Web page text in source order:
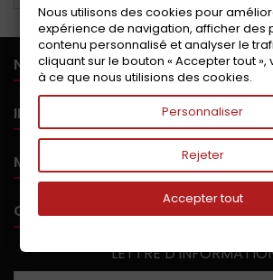
NOTRE OFFRE
INFORMATIONS
MON COMPTE
CONTACTEZ-NOUS
LETTRE
Nous utilisons des cookies pour
expérience de navigation, afficher des
contenu personnalisé et analyser le
cliquant sur le bouton « Accepter tout »,
à ce que nous utilisions des cookies.
Personnaliser
Rejeter
Accepter tout